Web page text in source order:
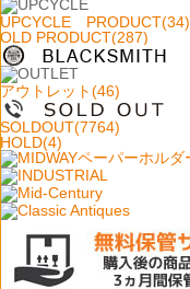
UPCYCLE PRODUCT(34)
OLD PRODUCT(287)
アウトレット(46)
SOLDOUT(7764)
HOLD(4)